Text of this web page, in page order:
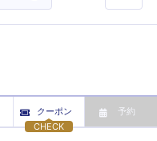
CHECK
クーポン 予約